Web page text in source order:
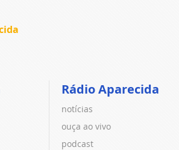
Rádio Aparecida
notícias
ouça ao vivo
podcast